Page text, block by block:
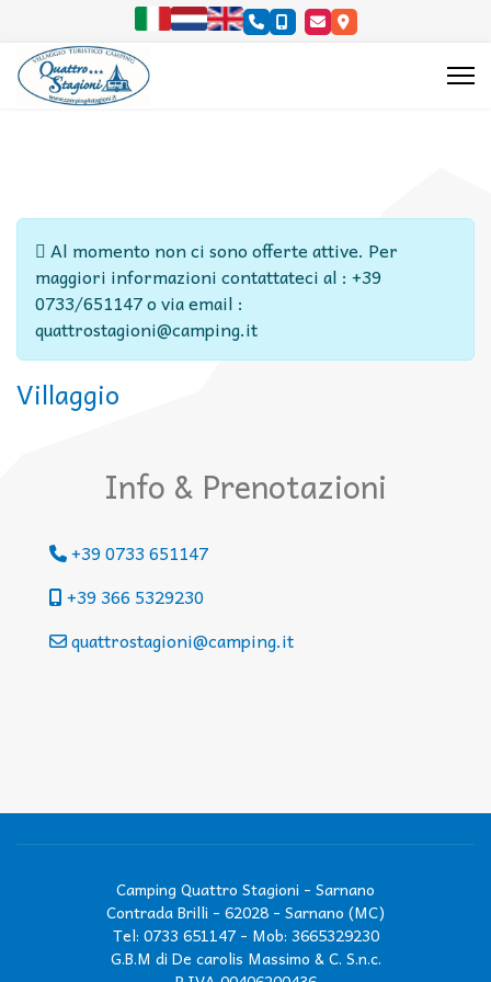
Seleziona la tua lingua
Info
Al momento non ci sono offerte attive. Per
maggiori informazioni contattateci al : +39
0733/651147 o via email :
quattrostagioni@camping.it
Villaggio
Info & Prenotazioni
+39 0733 651147
+39 366 5329230
quattrostagioni@camping.it
Camping Quattro Stagioni - Sarnano
Contrada Brilli - 62028 - Sarnano (MC)
Tel: 0733 651147- Mob: 3665329230
G.B.M di De carolis Massimo & C. S.n.c.